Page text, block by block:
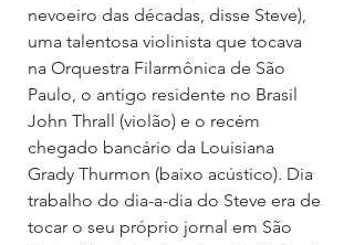
nevoeiro das décadas, disse Steve),
uma talentosa violinista que tocava
na Orquestra Filarmônica de São
Paulo, o antigo residente no Brasil
John Thrall (violão) e o recém
chegado bancário da Louisiana
Grady Thurmon (baixo acústico). Dia
trabalho do dia-a-dia do Steve era de
tocar o seu próprio jornal em São